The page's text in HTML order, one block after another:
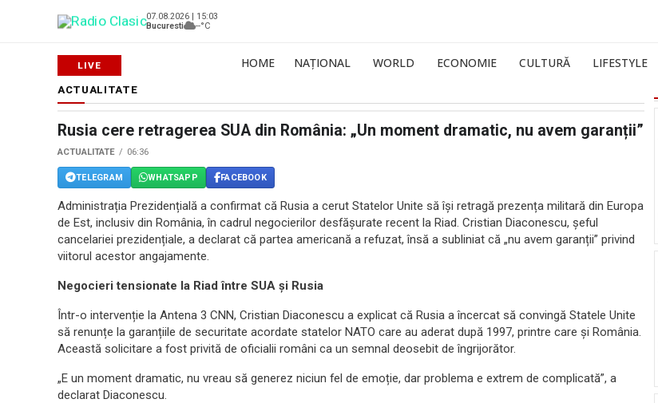
07.08.2026 | 15:03
Bucuresti
--°C
HOME NAȚIONAL WORLD ECONOMIE CULTURĂ LIFESTYLE
ACTUALITATE
Rusia cere retragerea SUA din România: „Un moment dramatic, nu avem garanții”
ACTUALITATE 06:36
TELEGRAM WHATSAPP FACEBOOK
Administrația Prezidențială a confirmat că Rusia a cerut Statelor Unite să își retragă prezența militară din Europa
de Est, inclusiv din România, în cadrul negocierilor desfășurate recent la Riad. Cristian Diaconescu, șeful
cancelariei prezidențiale, a declarat că partea americană a refuzat, însă a subliniat că „nu avem garanții” privind
viitorul acestor angajamente.
Negocieri tensionate la Riad între SUA și Rusia
Într-o intervenție la Antena 3 CNN, Cristian Diaconescu a explicat că Rusia a încercat să convingă Statele Unite
să renunțe la garanțiile de securitate acordate statelor NATO care au aderat după 1997, printre care și România.
Această solicitare a fost privită de oficialii români ca un semnal deosebit de îngrijorător.
„E un moment dramatic, nu vreau să generez niciun fel de emoție, dar problema e extrem de complicată”, a
declarat Diaconescu.